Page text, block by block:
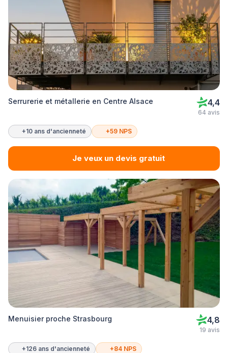
Serrurerie et métallerie en Centre Alsace 4,4
64 avis
+10 ans d'ancienneté +59 NPS
Je veux un devis gratuit
Menuisier proche Strasbourg 4,8
19 avis
+126 ans d'ancienneté +84 NPS